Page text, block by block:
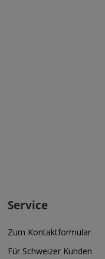
Service
Zum Kontaktformular
Für Schweizer Kunden